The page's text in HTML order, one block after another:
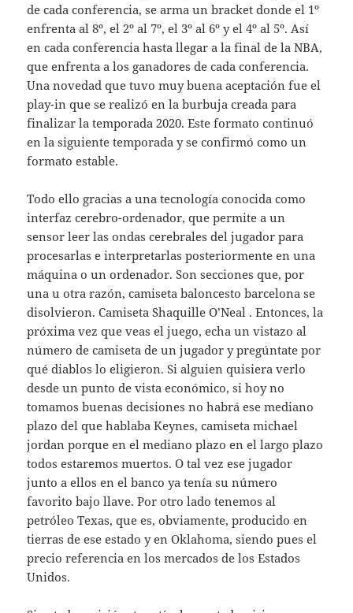
de cada conferencia, se arma un bracket donde el 1º
enfrenta al 8º, el 2º al 7º, el 3º al 6º y el 4º al 5º. Así
en cada conferencia hasta llegar a la final de la NBA,
que enfrenta a los ganadores de cada conferencia.
Una novedad que tuvo muy buena aceptación fue el
play-in que se realizó en la burbuja creada para
finalizar la temporada 2020. Este formato continuó
en la siguiente temporada y se confirmó como un
formato estable.
Todo ello gracias a una tecnología conocida como
interfaz cerebro-ordenador, que permite a un
sensor leer las ondas cerebrales del jugador para
procesarlas e interpretarlas posteriormente en una
máquina o un ordenador. Son secciones que, por
una u otra razón, camiseta baloncesto barcelona se
disolvieron. Camiseta Shaquille O’Neal . Entonces, la
próxima vez que veas el juego, echa un vistazo al
número de camiseta de un jugador y pregúntate por
qué diablos lo eligieron. Si alguien quisiera verlo
desde un punto de vista económico, si hoy no
tomamos buenas decisiones no habrá ese mediano
plazo del que hablaba Keynes, camiseta michael
jordan porque en el mediano plazo en el largo plazo
todos estaremos muertos. O tal vez ese jugador
junto a ellos en el banco ya tenía su número
favorito bajo llave. Por otro lado tenemos al
petróleo Texas, que es, obviamente, producido en
tierras de ese estado y en Oklahoma, siendo pues el
precio referencia en los mercados de los Estados
Unidos.